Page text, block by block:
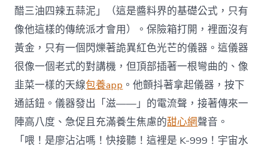
醋三油四辣五蒜泥」（這是醬料界的基礎公式，只有
像他這樣的傳統派才會用）。保險箱打開，裡面沒有
黃金，只有一個閃爍著詭異紅色光芒的儀器。這儀器
很像一個老式的對講機，但頂部插著一根彎曲的、像
韭菜一樣的天線包養app 。他顫抖著拿起儀器，按下
通話鈕。儀器發出「滋——」的電流聲，接著傳來一
陣高八度、急促且充滿養生焦慮的甜心網聲音。
「喂！是廖沾沾嗎！快接聽！這裡是 K-999！宇宙水